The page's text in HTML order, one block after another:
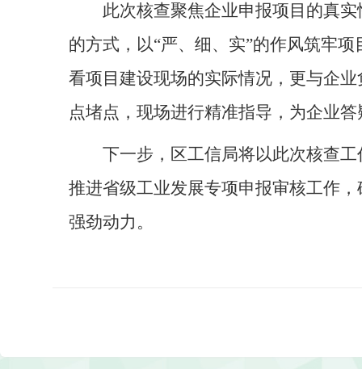
此次核查聚焦企业申报项目的真
的方式，以“严、细、实”的作风筑牢
看项目建设现场的实际情况，更与企
点堵点，现场进行精准指导，为企业
下一步，区工信局将以此次核查
推进省级工业发展专项申报审核工作
强劲动力。